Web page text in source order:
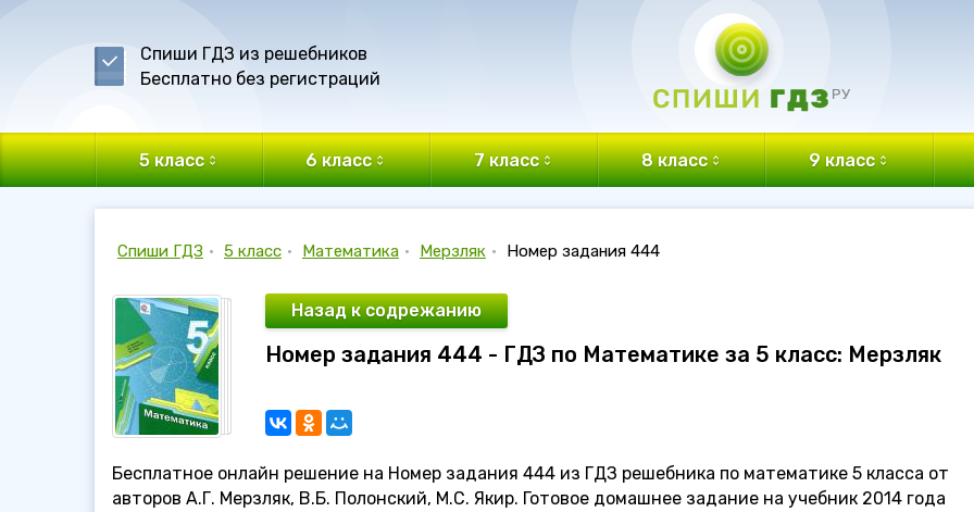
Спиши ГДЗ из решебников
Бесплатно без регистраций
5 класс 6 класс 7 класс 8 класс 9 класс
Спиши ГДЗ • 5 класс • Математика • Мерзляк • Номер задания 444
Назад к содрежанию
Номер задания 444 - ГДЗ по Математике за 5 класс: Мерзляк
Бесплатное онлайн решение на Номер задания 444 из ГДЗ решебника по математике 5 класса от
авторов А.Г. Мерзляк, В.Б. Полонский, М.С. Якир. Готовое домашнее задание на учебник 2014 года